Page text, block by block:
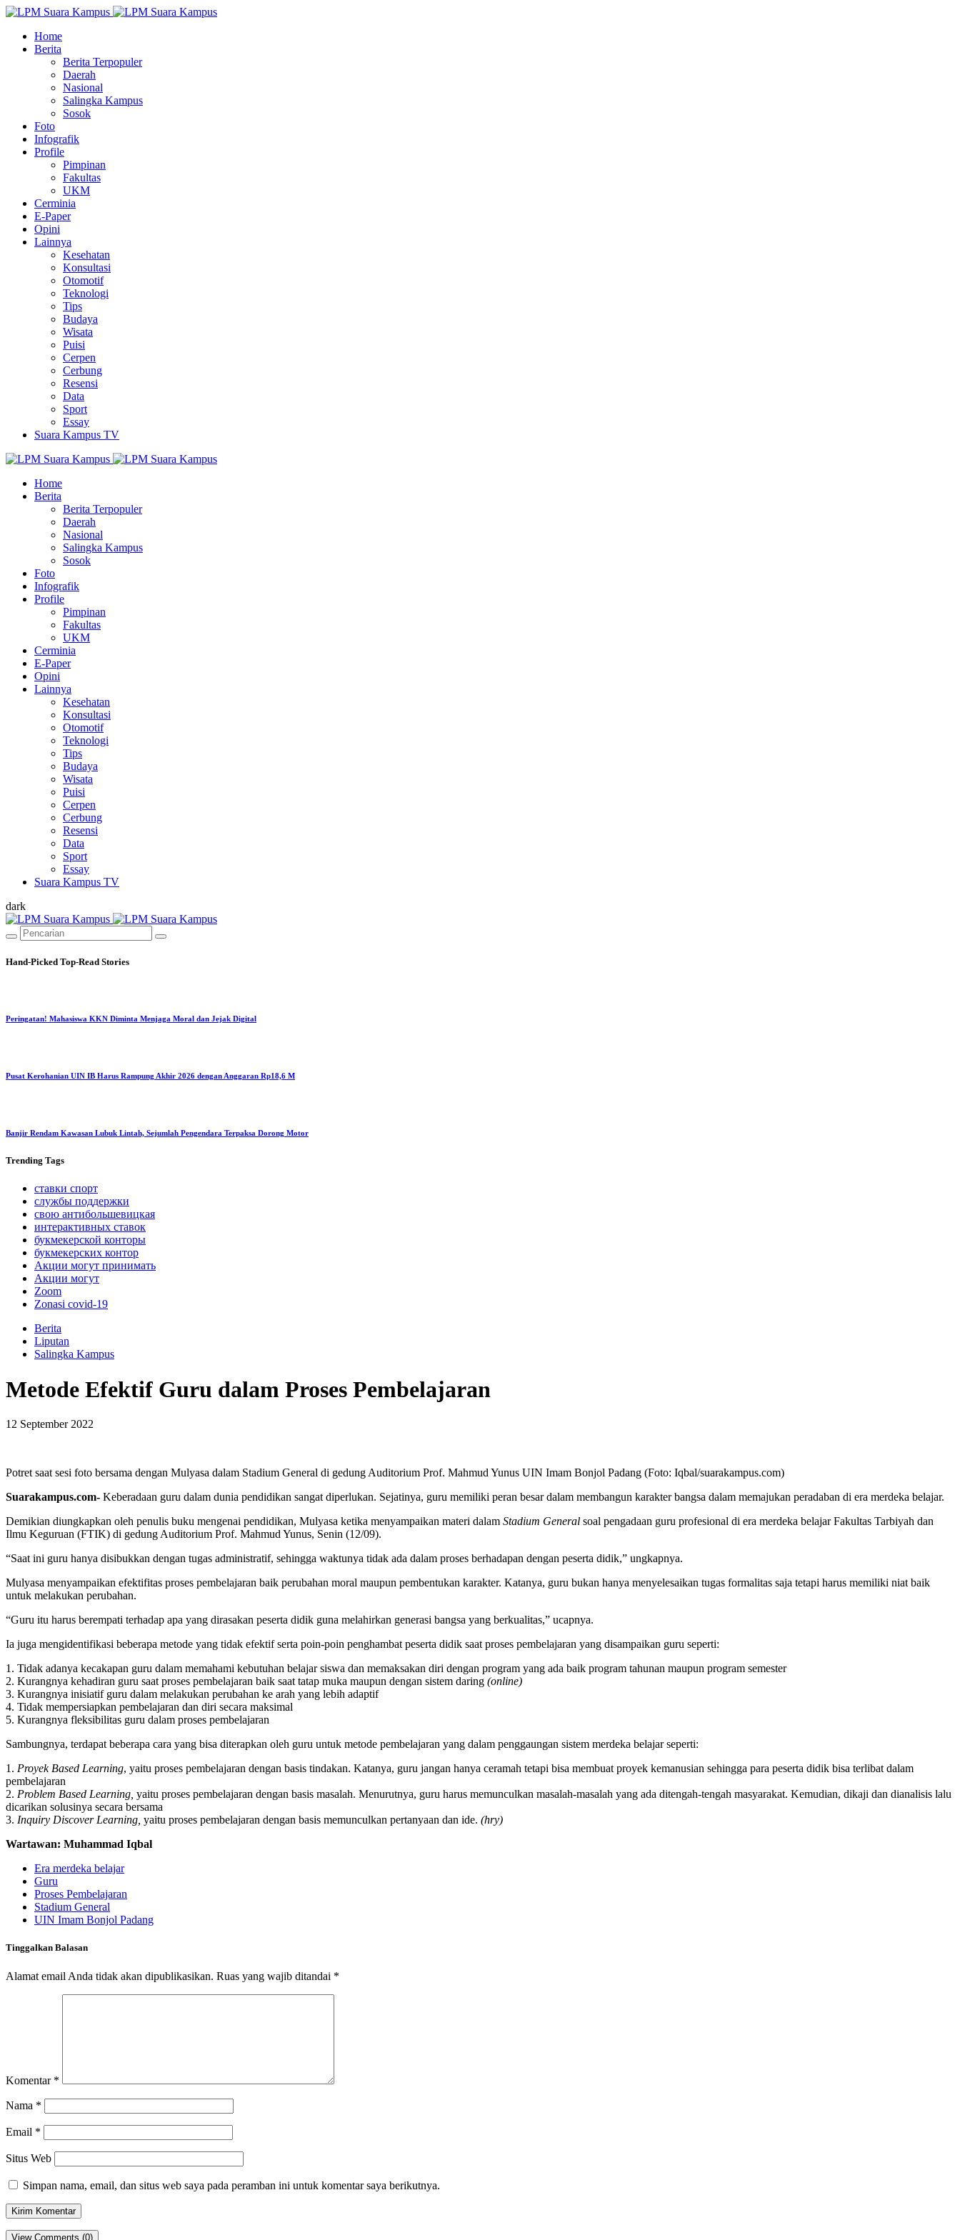
Home
Berita
Berita Terpopuler
Daerah
Nasional
Salingka Kampus
Sosok
Foto
Infografik
Profile
Pimpinan
Fakultas
UKM
Cerminia
E-Paper
Opini
Lainnya
Kesehatan
Konsultasi
Otomotif
Teknologi
Tips
Budaya
Wisata
Puisi
Cerpen
Cerbung
Resensi
Data
Sport
Essay
Suara Kampus TV
Home
Berita
Berita Terpopuler
Daerah
Nasional
Salingka Kampus
Sosok
Foto
Infografik
Profile
Pimpinan
Fakultas
UKM
Cerminia
E-Paper
Opini
Lainnya
Kesehatan
Konsultasi
Otomotif
Teknologi
Tips
Budaya
Wisata
Puisi
Cerpen
Cerbung
Resensi
Data
Sport
Essay
Suara Kampus TV
dark
Hand-Picked Top-Read Stories
Peringatan! Mahasiswa KKN Diminta Menjaga Moral dan Jejak Digital
Pusat Kerohanian UIN IB Harus Rampung Akhir 2026 dengan Anggaran Rp18,6 M
Banjir Rendam Kawasan Lubuk Lintah, Sejumlah Pengendara Terpaksa Dorong Motor
Trending Tags
ставки спорт
службы поддержки
свою антибольшевицкая
интерактивных ставок
букмекерской конторы
букмекерских контор
Акции могут принимать
Акции могут
Zoom
Zonasi covid-19
Berita
Liputan
Salingka Kampus
Metode Efektif Guru dalam Proses Pembelajaran
12 September 2022
Potret saat sesi foto bersama dengan Mulyasa dalam Stadium General di gedung Auditorium Prof. Mahmud Yunus UIN Imam Bonjol Padang (Foto: Iqbal/suarakampus.com)
Suarakampus.com- Keberadaan guru dalam dunia pendidikan sangat diperlukan. Sejatinya, guru memiliki peran besar dalam membangun karakter bangsa dalam memajukan peradaban di era merdeka belajar.
Demikian diungkapkan oleh penulis buku mengenai pendidikan, Mulyasa ketika menyampaikan materi dalam Stadium General soal pengadaan guru profesional di era merdeka belajar Fakultas Tarbiyah dan
Ilmu Keguruan (FTIK) di gedung Auditorium Prof. Mahmud Yunus, Senin (12/09).
“Saat ini guru hanya disibukkan dengan tugas administratif, sehingga waktunya tidak ada dalam proses berhadapan dengan peserta didik,” ungkapnya.
Mulyasa menyampaikan efektifitas proses pembelajaran baik perubahan moral maupun pembentukan karakter. Katanya, guru bukan hanya menyelesaikan tugas formalitas saja tetapi harus memiliki niat baik
untuk melakukan perubahan.
“Guru itu harus berempati terhadap apa yang dirasakan peserta didik guna melahirkan generasi bangsa yang berkualitas,” ucapnya.
Ia juga mengidentifikasi beberapa metode yang tidak efektif serta poin-poin penghambat peserta didik saat proses pembelajaran yang disampaikan guru seperti:
1. Tidak adanya kecakapan guru dalam memahami kebutuhan belajar siswa dan memaksakan diri dengan program yang ada baik program tahunan maupun program semester
2. Kurangnya kehadiran guru saat proses pembelajaran baik saat tatap muka maupun dengan sistem daring (online)
3. Kurangnya inisiatif guru dalam melakukan perubahan ke arah yang lebih adaptif
4. Tidak mempersiapkan pembelajaran dan diri secara maksimal
5. Kurangnya fleksibilitas guru dalam proses pembelajaran
Sambungnya, terdapat beberapa cara yang bisa diterapkan oleh guru untuk metode pembelajaran yang dalam penggaungan sistem merdeka belajar seperti:
1. Proyek Based Learning, yaitu proses pembelajaran dengan basis tindakan. Katanya, guru jangan hanya ceramah tetapi bisa membuat proyek kemanusian sehingga para peserta didik bisa terlibat dalam
pembelajaran
2. Problem Based Learning, yaitu proses pembelajaran dengan basis masalah. Menurutnya, guru harus memunculkan masalah-masalah yang ada ditengah-tengah masyarakat. Kemudian, dikaji dan dianalisis lalu
dicarikan solusinya secara bersama
3. Inquiry Discover Learning, yaitu proses pembelajaran dengan basis memunculkan pertanyaan dan ide. (hry)
Wartawan: Muhammad Iqbal
Era merdeka belajar
Guru
Proses Pembelajaran
Stadium General
UIN Imam Bonjol Padang
Tinggalkan Balasan
Alamat email Anda tidak akan dipublikasikan. Ruas yang wajib ditandai *
Komentar *
Nama *
Email *
Situs Web
Simpan nama, email, dan situs web saya pada peramban ini untuk komentar saya berikutnya.
View Comments (0)